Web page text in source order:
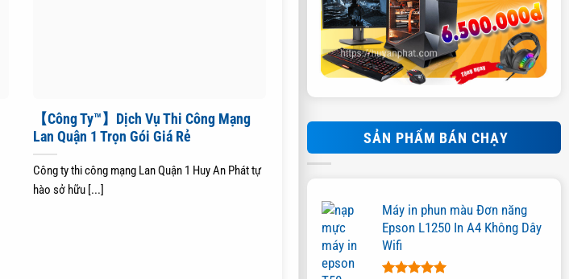
【Công Ty™】Dịch Vụ Thi Công Mạng
Lan Quận 1 Trọn Gói Giá Rẻ
Công ty thi công mạng Lan Quận 1 Huy An Phát tự
hào sở hữu [...]
SẢN PHẨM BÁN CHẠY
Máy in phun màu Đơn năng
Epson L1250 In A4 Không Dây
Wifi